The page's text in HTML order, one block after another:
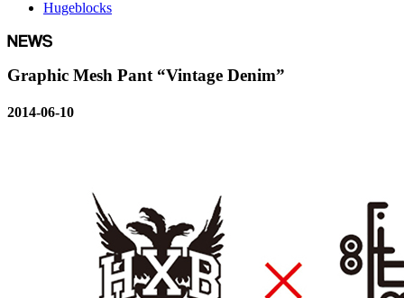
Hugeblocks
Graphic Mesh Pant “Vintage Denim”
2014-06-10